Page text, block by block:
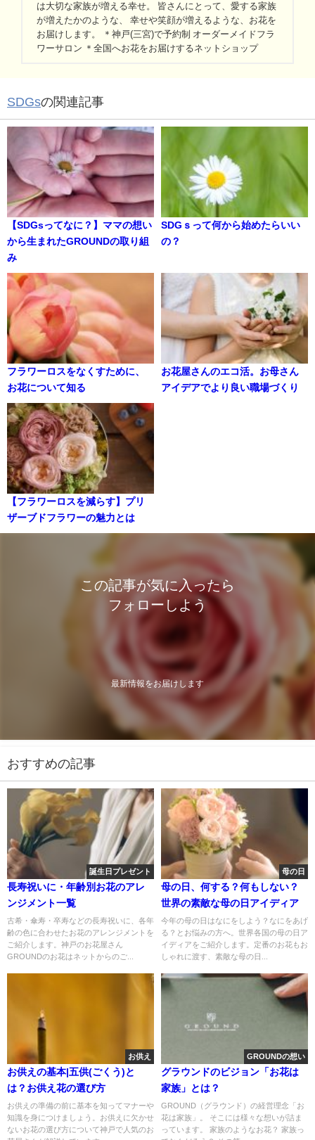
は大切な家族が増える幸せ。 皆さんにとって、愛する家族
が増えたかのような、 幸せや笑顔が増えるような、お花を
お届けします。 ＊神戸(三宮)で予約制 オーダーメイドフラ
ワーサロン ＊全国へお花をお届けするネットショップ
SDGsの関連記事
【SDGsってなに？】ママの想い
から生まれたGROUNDの取り組
み
SDGｓって何から始めたらいい
の？
フラワーロスをなくすために、
お花について知る
お花屋さんのエコ活。お母さん
アイデアでより良い職場づくり
【フラワーロスを減らす】プリ
ザーブドフラワーの魅力とは
この記事が気に入ったら
フォローしよう
最新情報をお届けします
おすすめの記事
誕生日プレゼント
長寿祝いに・年齢別お花のアレ
ンジメント一覧
古希・傘寿・卒寿などの長寿祝いに、各年
齢の色に合わせたお花のアレンジメントを
ご紹介します。神戸のお花屋さん
GROUNDのお花はネットからのご...
母の日
母の日、何する？何もしない？
世界の素敵な母の日アイディア
今年の母の日はなにをしよう？なにをあげ
る？とお悩みの方へ。世界各国の母の日ア
イディアをご紹介します。定番のお花もお
しゃれに渡す、素敵な母の日...
お供え
お供えの基本|五供(ごくう)と
は？お供え花の選び方
お供えの準備の前に基本を知ってマナーや
知識を身につけましょう。お供えに欠かせ
ないお花の選び方について神戸で人気のお
GROUNDの想い
グラウンドのビジョン「お花は
家族」とは？
GROUND（グラウンド）の経営理念「お
花は家族」。 そこには様々な想いが詰ま
っています。 家族のようなお花？ 家族っ